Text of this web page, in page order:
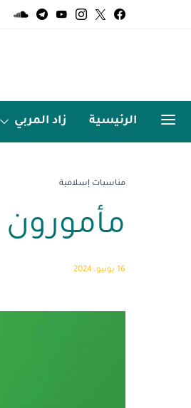
الرئيسية زاد المربي
مناسبات إسلامية
مأمورون
16 يونيو، 2024